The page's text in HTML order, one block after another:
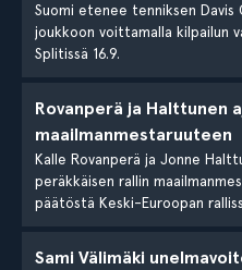
Suomi etenee tenniksen Davis
joukkoon voittamalla kilpailun
Splitissä 16.9.
Rovanperä ja Halttunen
maailmanmestaruuteen
Kalle Rovanperä ja Jonne
peräkkäisen rallin
päätöstä Keski-Euroopan
Sami Välimäki